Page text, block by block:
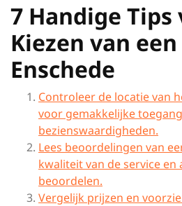
7 Handige
Kiezen van
Enschede
Controleer de locatie van
voor gemakkelijke
bezienswaardigheden.
Lees beoordelingen van
kwaliteit van de service
beoordelen.
Vergelijk prijzen en